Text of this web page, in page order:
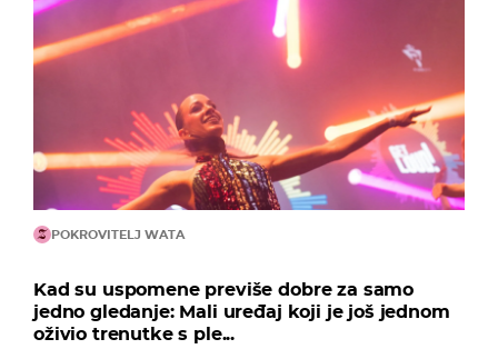
POKROVITELJ WATA
Kad su uspomene previše dobre za samo
jedno gledanje: Mali uređaj koji je još jednom
oživio trenutke s ple...